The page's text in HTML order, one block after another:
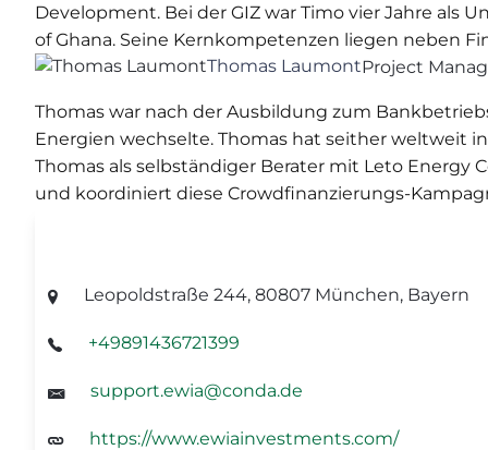
Development. Bei der GIZ war Timo vier Jahre als
of Ghana. Seine Kernkompetenzen liegen neben
Thomas LaumontProject
Thomas war nach der Ausbildung zum
Energien wechselte. Thomas hat seither weltweit
Thomas als selbständiger Berater mit Leto Energy
und koordiniert diese Crowdfinanzierungs-
Leopoldstraße 244, 80807 München, Bayern
+49891436721399
support.ewia@conda.de
https://www.ewiainvestments.com/